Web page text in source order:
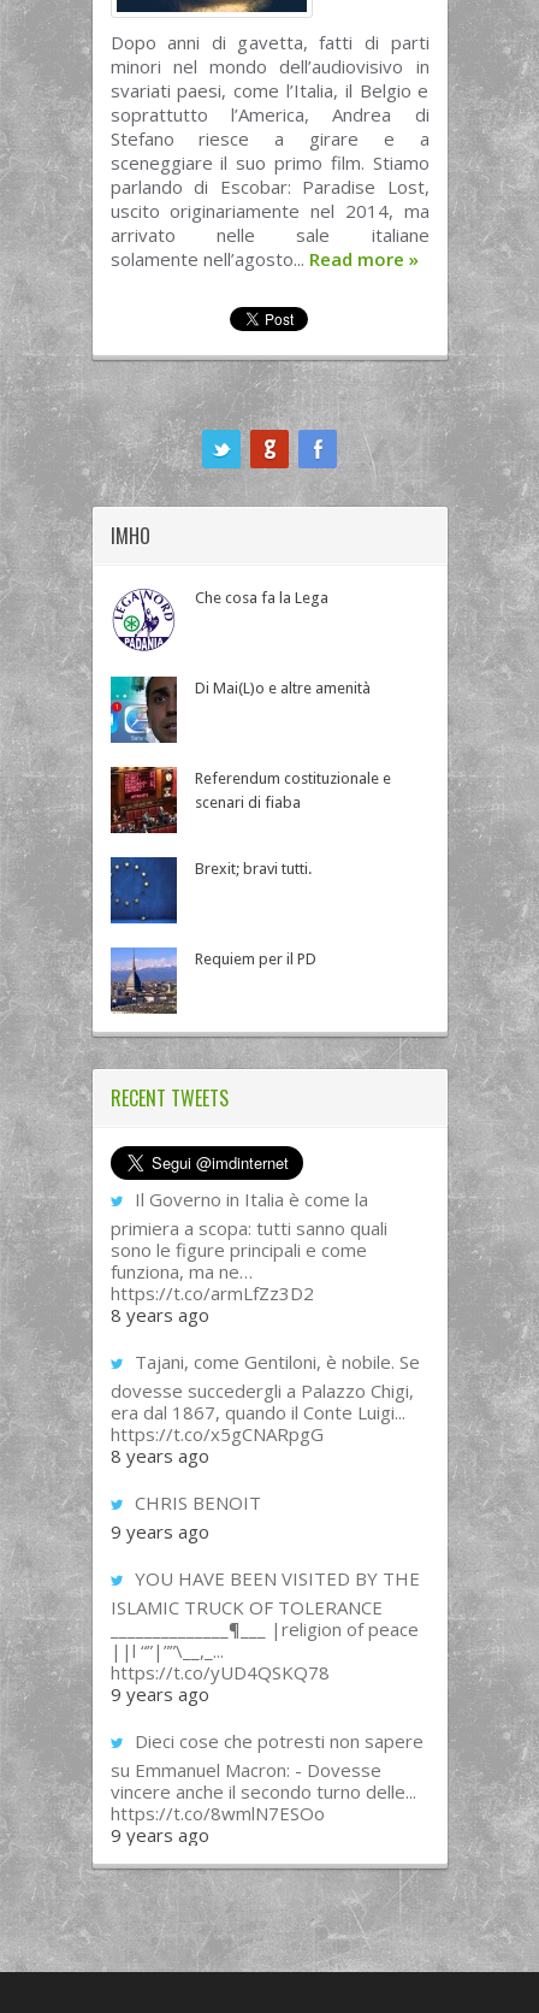
Dopo anni di gavetta, fatti di parti
minori nel mondo dell’audiovisivo in
svariati paesi, come l’Italia, il Belgio e
soprattutto l’America, Andrea di
Stefano riesce a girare e a
sceneggiare il suo primo film. Stiamo
parlando di Escobar: Paradise Lost,
uscito originariamente nel 2014, ma
arrivato nelle sale italiane
solamente nell’agosto... Read more »
IMHO
Che cosa fa la Lega
Di Mai(L)o e altre amenità
Referendum costituzionale e
scenari di fiaba
Brexit; bravi tutti.
Requiem per il PD
RECENT TWEETS
Il Governo in Italia è come la
primiera a scopa: tutti sanno quali
sono le figure principali e come
funziona, ma ne…
https://t.co/armLfZz3D2
8 years ago
Tajani, come Gentiloni, è nobile. Se
dovesse succedergli a Palazzo Chigi,
era dal 1867, quando il Conte Luigi...
https://t.co/x5gCNARpgG
8 years ago
CHRIS BENOIT
9 years ago
YOU HAVE BEEN VISITED BY THE
ISLAMIC TRUCK OF TOLERANCE
______________¶___ |religion of peace
||l “”|””\__,_...
https://t.co/yUD4QSKQ78
9 years ago
Dieci cose che potresti non sapere
su Emmanuel Macron: - Dovesse
vincere anche il secondo turno delle...
https://t.co/8wmlN7ESOo
9 years ago